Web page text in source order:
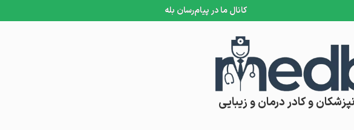
کانال ما در پیام‌رسان بله
و کادر درمان و زیبایی